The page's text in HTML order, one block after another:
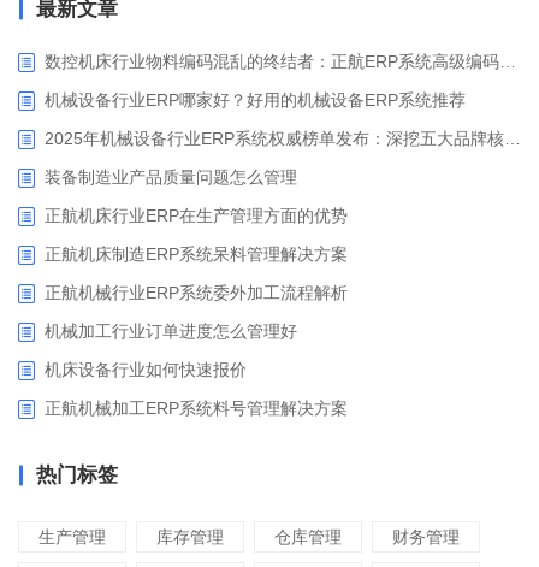
最新文章
机械设备行业ERP哪家好？好用的机械设备ERP系统推荐
装备制造业产品质量问题怎么管理
正航机床行业ERP在生产管理方面的优势
正航机床制造ERP系统呆料管理解决方案
正航机械行业ERP系统委外加工流程解析
机械加工行业订单进度怎么管理好
​机床设备行业如何快速报价
正航机械加工ERP系统料号管理解决方案
热门标签
生产管理 库存管理 仓库管理 财务管理